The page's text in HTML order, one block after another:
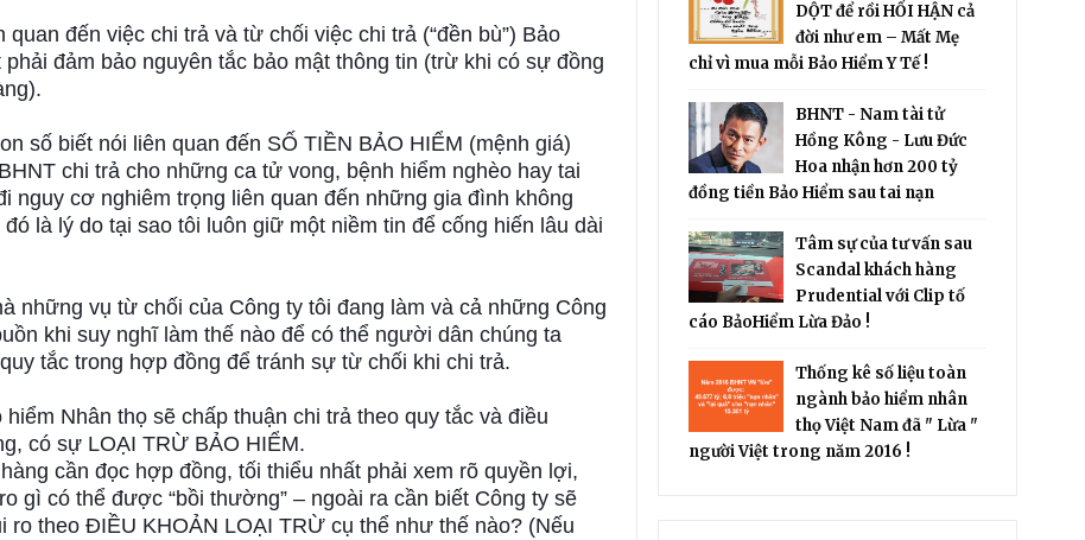
quan đến việc chi trả và từ chối việc chi trả (“đền bù”) Bảo
đảm bảo nguyên tắc bảo mật thông tin (trừ khi có sự đồng
số biết nói liên quan đến SỐ TIỀN BẢO HIỂM (mệnh giá)
chi trả cho những ca tử vong, bệnh hiểm nghèo hay tai
nguy cơ nghiêm trọng liên quan đến những gia đình không
là lý do tại sao tôi luôn giữ một niềm tin để cống hiến lâu dài
những vụ từ chối của Công ty tôi đang làm và cả những Công
khi suy nghĩ làm thế nào để có thể người dân chúng ta
tắc trong hợp đồng để tránh sự từ chối khi chi trả.
hiểm Nhân thọ sẽ chấp thuận chi trả theo quy tắc và điều
có sự LOẠI TRỪ BẢO HIỂM.
cần đọc hợp đồng, tối thiểu nhất phải xem rõ quyền lợi,
gì có thể được “bồi thường” – ngoài ra cần biết Công ty sẽ
ro theo ĐIỀU KHOẢN LOẠI TRỪ cụ thể như thế nào? (Nếu
DỘT để rồi HỐI HẬN cả
đời như em – Mất Mẹ
chỉ vì mua mỗi Bảo Hiểm Y Tế !
BHNT - Nam tài tử
Hồng Kông - Lưu Đức
Hoa nhận hơn 200 tỷ
đồng tiền Bảo Hiểm sau tai nạn
Tâm sự của tư vấn sau
Scandal khách hàng
Prudential với Clip tố
cáo BảoHiểm Lừa Đảo !
Thống kê số liệu toàn
ngành bảo hiểm nhân
thọ Việt Nam đã " Lừa "
người Việt trong năm 2016 !